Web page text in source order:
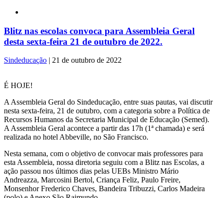
Blitz nas escolas convoca para Assembleia Geral
desta sexta-feira 21 de outubro de 2022.
Sindeducação | 21 de outubro de 2022
É HOJE!
A Assembleia Geral do Sindeducação, entre suas pautas, vai discutir
nesta sexta-feira, 21 de outubro, com a categoria sobre a Política de
Recursos Humanos da Secretaria Municipal de Educação (Semed).
A Assembleia Geral acontece a partir das 17h (1ª chamada) e será
realizada no hotel Abbeville, no São Francisco.
Nesta semana, com o objetivo de convocar mais professores para
esta Assembleia, nossa diretoria seguiu com a Blitz nas Escolas, a
ação passou nos últimos dias pelas UEBs Ministro Mário
Andreazza, Marcosini Bertol, Criança Feliz, Paulo Freire,
Monsenhor Frederico Chaves, Bandeira Tribuzzi, Carlos Madeira